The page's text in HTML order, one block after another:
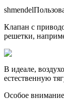
Клапан с
решетки,
В идеале,
естественную
Особое внимание